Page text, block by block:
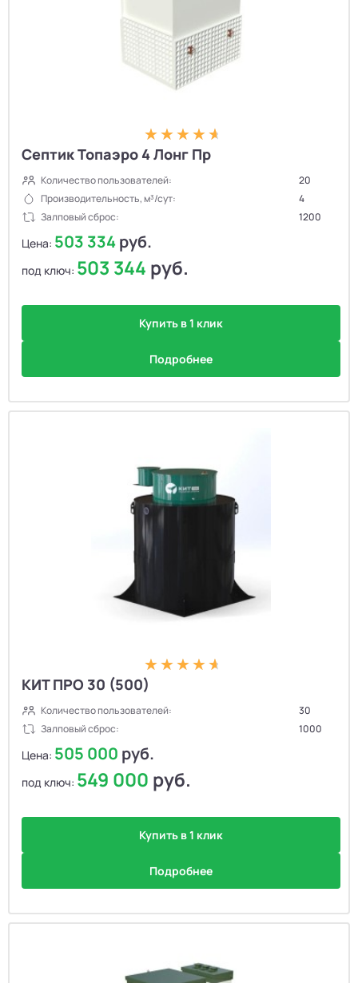
Септик Топаэро 4 Лонг Пр
Количество пользователей:
20
Производительность, м³/сут:
4
Залповый сброс:
1200
Цена: 503 334руб.
под ключ: 503 344 руб.
Купить в 1 клик
Подробнее
КИТ ПРО 30 (500)
Количество пользователей:
30
Залповый сброс:
1000
Цена: 505 000 руб.
под ключ: 549 000 руб.
Купить в 1 клик
Подробнее